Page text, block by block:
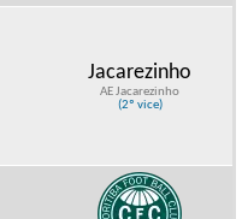
Jacarezinho
AE Jacarezinho
(2º vice)